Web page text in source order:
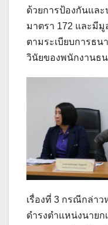
ด้วยการป้องกันและ
มาตรา 172 และมีมู
ตามระเบียบการธ
วินัยของพนักงานธ
เรื่องที่ 3 กรณีกล่าว
ดำรงตำแหน่งนาย